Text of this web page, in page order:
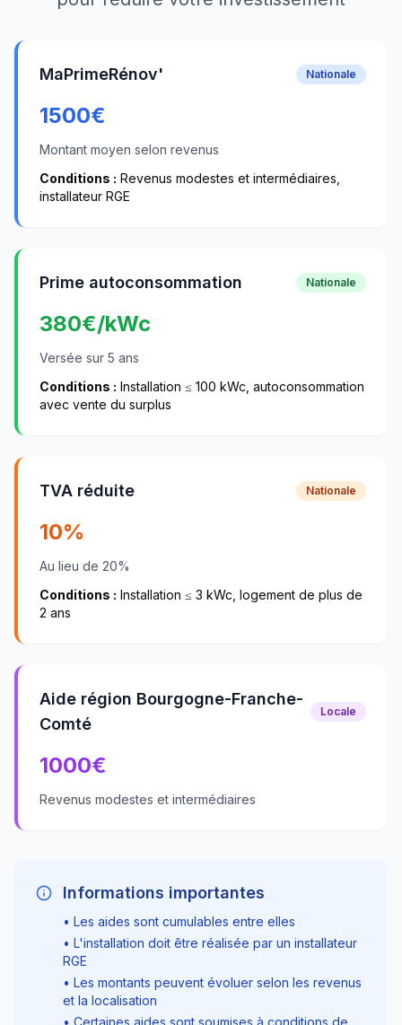
MaPrimeRénov' Nationale
1500€
Montant moyen selon revenus
Conditions : Revenus modestes et intermédiaires,
installateur RGE
Prime autoconsommation Nationale
380€/kWc
Versée sur 5 ans
Conditions : Installation ≤ 100 kWc, autoconsommation
avec vente du surplus
TVA réduite Nationale
10%
Au lieu de 20%
Conditions : Installation ≤ 3 kWc, logement de plus de
2 ans
Aide région Bourgogne-Franche-
Comté
Locale
1000€
Revenus modestes et intermédiaires
Informations importantes
• Les aides sont cumulables entre elles
• L'installation doit être réalisée par un installateur
RGE
• Les montants peuvent évoluer selon les revenus
et la localisation
• Certaines aides sont soumises à conditions de